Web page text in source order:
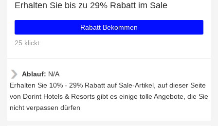
Erhalten Sie bis zu 29% Rabatt im Sale
Rabatt Bekommen
25 klickt
Ablauf: N/A
Erhalten Sie 10% - 29% Rabatt auf Sale-Artikel, auf dieser Seite
von Dorint Hotels & Resorts gibt es einige tolle Angebote, die Sie
nicht verpassen dürfen